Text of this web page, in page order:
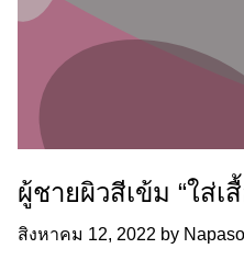
ผู้ชายผิวสีเข้ม “ใส่เ
สิงหาคม 12, 2022 by